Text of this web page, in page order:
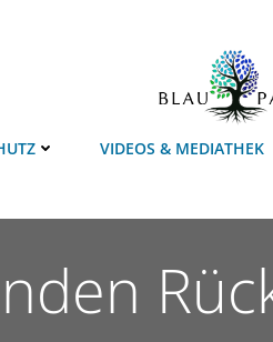
VIDEOS & MEDIATHEK